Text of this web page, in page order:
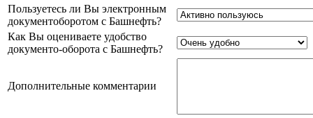
Пользуетесь ли Вы электронным
документоборотом с Башнефть?
Как Вы оцениваете удобство
документо-оборота с Башнефть?
Дополнительные комментарии